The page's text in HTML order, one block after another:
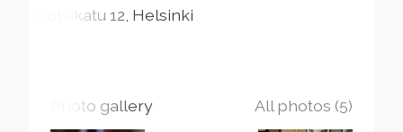
Luotsikatu12 Helsinki
Photo gallery All photos (5)